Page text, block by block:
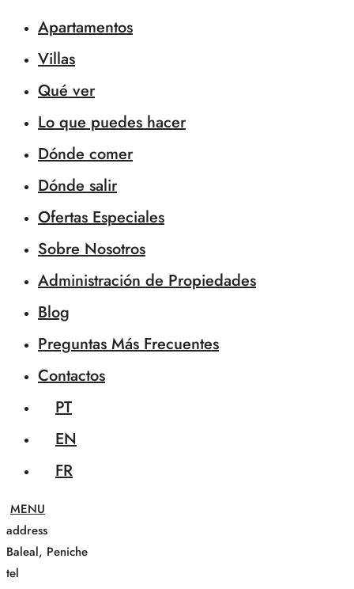
Apartamentos
Villas
Qué ver
Lo que puedes hacer
Dónde comer
Dónde salir
Ofertas Especiales
Sobre Nosotros
Administración de Propiedades
Blog
Preguntas Más Frecuentes
Contactos
PT
EN
FR
address
Baleal, Peniche
tel